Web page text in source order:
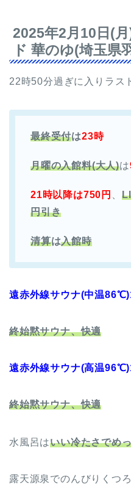
2025年2月10日(
ド 華のゆ(埼玉県
22時50分過ぎに入りラス
最終受付は23時
月曜の入館料(大人)は
21時以降は750円
円引き
清算は入館時
遠赤外線サウナ(中温
終始黙サウナ、快適
遠赤外線サウナ(高温
終始黙サウナ、快適
水風呂はいい冷たさでめ
露天源泉でのんびりくつ